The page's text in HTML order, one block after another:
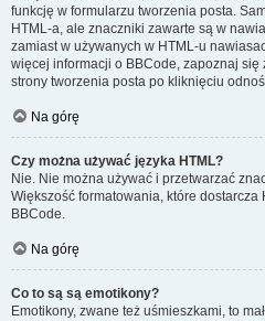
funkcję w formularzu tworzenia posta.
HTML-a, ale znaczniki zawarte są w
zamiast w używanych w HTML-u
więcej informacji o BBCode, zapoznaj się
strony tworzenia posta po kliknięciu
Na górę
Czy można używać języka HTML?
Nie. Nie można używać i przetwarzać
Większość formatowania, które
BBCode.
Na górę
Co to są są emotikony?
Emotikony, zwane też uśmieszkami, to